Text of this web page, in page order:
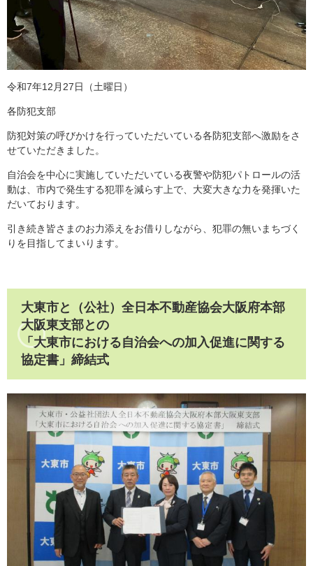
令和7年12月27日（土曜日）
各防犯支部
防犯対策の呼びかけを行っていただいている各防犯支部へ激励をさ
せていただきました。
自治会を中心に実施していただいている夜警や防犯パトロールの活
動は、市内で発生する犯罪を減らす上で、大変大きな力を発揮いた
だいております。
引き続き皆さまのお力添えをお借りしながら、犯罪の無いまちづく
りを目指してまいります。
大東市と（公社）全日本不動産協会大阪府本部
大阪東支部との
「大東市における自治会への加入促進に関する
協定書」締結式